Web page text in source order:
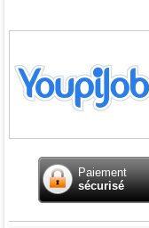
Paiement
sécurisé